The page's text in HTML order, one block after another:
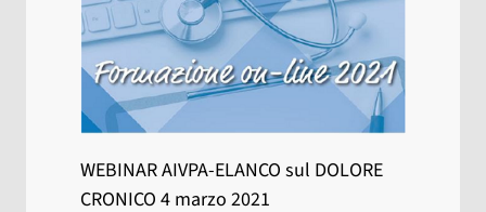
WEBINAR AIVPA-ELANCO sul DOLORE
CRONICO 4 marzo 2021